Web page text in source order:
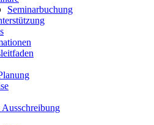
Seminarbuchung